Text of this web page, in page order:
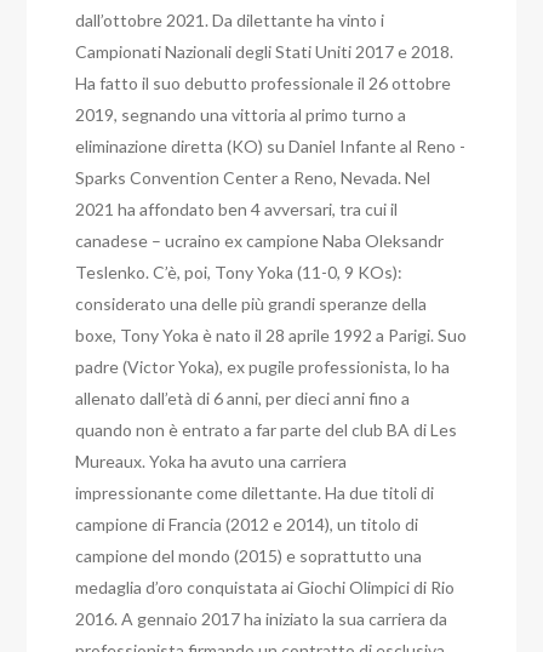
dall’ottobre 2021. Da dilettante ha vinto i
Campionati Nazionali degli Stati Uniti 2017 e 2018.
Ha fatto il suo debutto professionale il 26 ottobre
2019, segnando una vittoria al primo turno a
eliminazione diretta (KO) su Daniel Infante al Reno -
Sparks Convention Center a Reno, Nevada. Nel
2021 ha affondato ben 4 avversari, tra cui il
canadese – ucraino ex campione Naba Oleksandr
Teslenko. C’è, poi, Tony Yoka (11-0, 9 KOs):
considerato una delle più grandi speranze della
boxe, Tony Yoka è nato il 28 aprile 1992 a Parigi. Suo
padre (Victor Yoka), ex pugile professionista, lo ha
allenato dall’età di 6 anni, per dieci anni fino a
quando non è entrato a far parte del club BA di Les
Mureaux. Yoka ha avuto una carriera
impressionante come dilettante.Ha due titoli di
campione di Francia (2012 e 2014), un titolo di
campione del mondo (2015) e soprattutto una
medaglia d’oro conquistata ai Giochi Olimpici di Rio
2016. A gennaio 2017 ha iniziato la sua carriera da